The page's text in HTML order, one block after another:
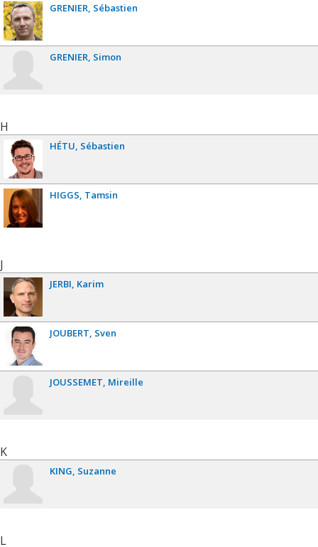
GRENIER Sébastien
GRENIER Simon
H
HÉTU Sébastien
HIGGS Tamsin
J
JERBI Karim
JOUBERT Sven
JOUSSEMET Mireille
K
KING Suzanne
L